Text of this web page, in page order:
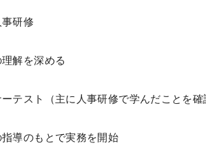
研修
解を深める
テスト（主に人事研修で学んだことを確
導のもとで実務を開始